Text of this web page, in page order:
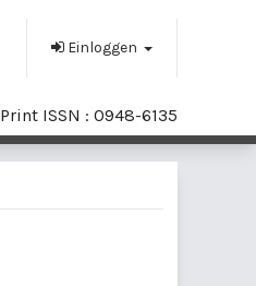
Einloggen
Print ISSN : 0948-6135